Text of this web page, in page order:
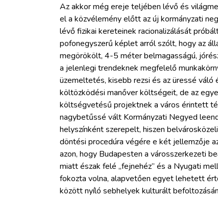
Az akkor még ereje teljében lévő és
el a közvélemény előtt az új kormányzati
lévő fizikai kereteinek racionalizálását
pofonegyszerű képlet arról szólt, hogy az
megörökölt, 4-5 méter belmagasságú,
a jelenlegi trendeknek megfelelő
üzemeltetés, kisebb rezsi és az üressé
költözködési manőver költségeit, de az
költségvetésű projektnek a város érintett
nagybetűssé vált Kormányzati Negyed
helyszínként szerepelt, hiszen
döntési procedúra végére e két jellemzője
azon, hogy Budapesten a városszerkezeti
miatt észak felé „fejnehéz” és a Nyugati
fokozta volna, alapvetően egyet lehetett
között nyíló sebhelyek kulturált